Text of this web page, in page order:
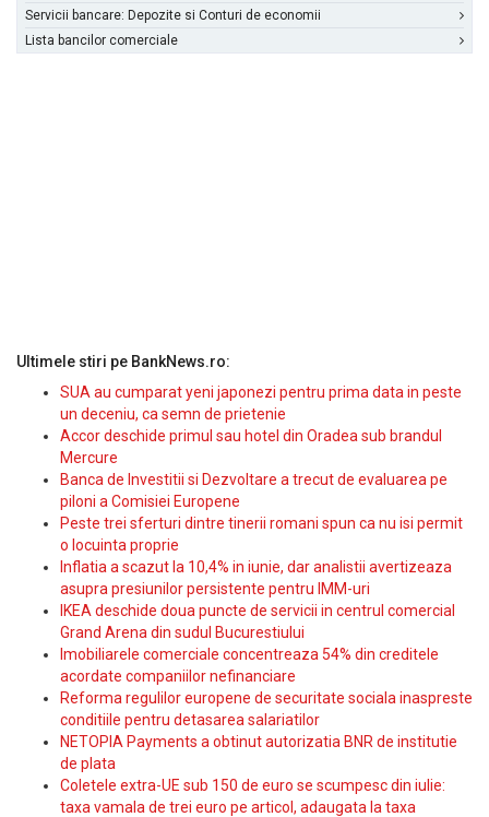
Servicii bancare: Depozite si Conturi de economii
Lista bancilor comerciale
Ultimele stiri pe BankNews.ro:
SUA au cumparat yeni japonezi pentru prima data in peste
un deceniu, ca semn de prietenie
Accor deschide primul sau hotel din Oradea sub brandul
Mercure
Banca de Investitii si Dezvoltare a trecut de evaluarea pe
piloni a Comisiei Europene
Peste trei sferturi dintre tinerii romani spun ca nu isi permit
o locuinta proprie
Inflatia a scazut la 10,4% in iunie, dar analistii avertizeaza
asupra presiunilor persistente pentru IMM-uri
IKEA deschide doua puncte de servicii in centrul comercial
Grand Arena din sudul Bucurestiului
Imobiliarele comerciale concentreaza 54% din creditele
acordate companiilor nefinanciare
Reforma regulilor europene de securitate sociala inaspreste
conditiile pentru detasarea salariatilor
NETOPIA Payments a obtinut autorizatia BNR de institutie
de plata
Coletele extra-UE sub 150 de euro se scumpesc din iulie:
taxa vamala de trei euro pe articol, adaugata la taxa